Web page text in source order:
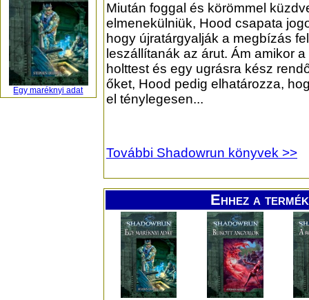
Egy maréknyi adat
Miután foggal és körömmel
elmenekülniük, Hood csapata
hogy újratárgyalják a megbízás
leszállítanák az árut. Ám amikor
holttest és egy ugrásra kész
őket, Hood pedig elhatározza,
el ténylegesen...
További Shadowrun könyvek >>
Ehhez a